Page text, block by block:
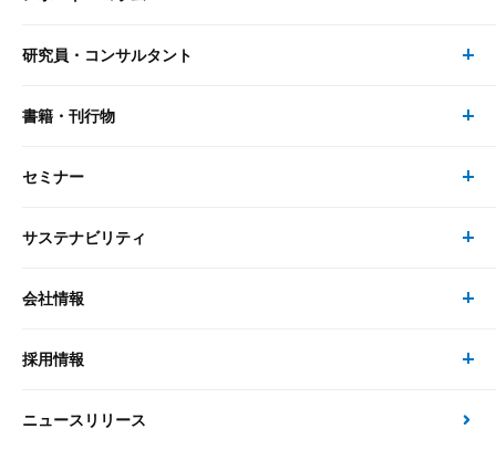
リサーチ
大和総研の強み
先端テクノロジーに基づく新たな価値の創出
レポート・コラム トップ
最新のレポート・コラム
政策分析
研究員・コンサルタント
研究員・コンサルタント トップ
研究員
書籍・刊行物
書籍・刊行物 トップ
書籍
セミナー
セミナー トップ
現在受付中のセミナー・イベント
サステナビリティ
サステナビリティの取り組み
次世代社会への貢献
会社情報
会社情報 トップ
会社概要・役員一覧
採用情報
採用情報 トップ
ニュースリリース